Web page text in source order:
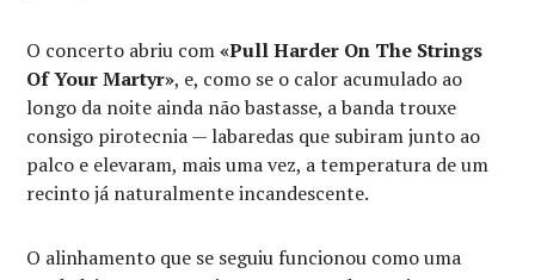
O concerto abriu com«Pull Harder On The Strings
Of Your Martyr», e, como se o calor acumulado ao
longo da noite ainda não bastasse, a banda trouxe
consigo pirotecnia — labaredas que subiram junto ao
palco e elevaram, mais uma vez, a temperatura de um
recinto já naturalmente incandescente.
O alinhamento que se seguiu funcionou como uma